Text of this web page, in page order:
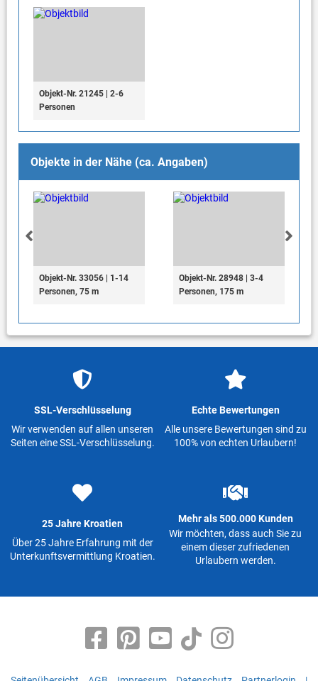
Objekt-Nr. 21245 | 2-6
Personen
Objekte in der Nähe (ca. Angaben)
Objekt-Nr. 33056 | 1-14
Personen, 75 m
Objekt-Nr. 28948 | 3-4
Personen, 175 m
SSL-Verschlüsselung
Wir verwenden auf allen unseren
Seiten eine SSL-Verschlüsselung.
Echte Bewertungen
Alle unsere Bewertungen sind zu
100% von echten Urlaubern!
25 Jahre Kroatien
Über 25 Jahre Erfahrung mit der
Unterkunftsvermittlung Kroatien.
Mehr als 500.000 Kunden
Wir möchten, dass auch Sie zu
einem dieser zufriedenen
Urlaubern werden.